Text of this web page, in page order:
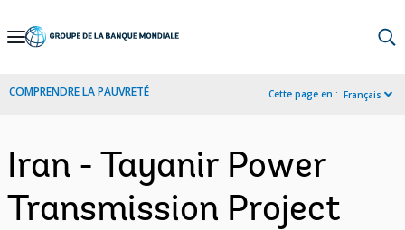
Skip
Navigation
COMPRENDRE LA PAUVRETÉ Cette page en : Français
Iran - Tayanir Power
Transmission Project